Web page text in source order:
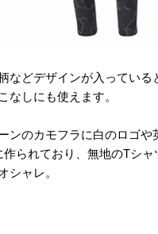
などデザインが入っている
なしにも使えます。
ンのカモフラに白のロゴや
作られており、無地のTシャ
シャレ。